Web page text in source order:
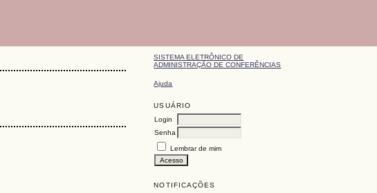
SISTEMA ELETRÔNICO DE
ADMINISTRAÇÃO DE CONFERÊNCIAS
Ajuda
USUÁRIO
Login
Senha
Lembrar de mim
NOTIFICAÇÕES